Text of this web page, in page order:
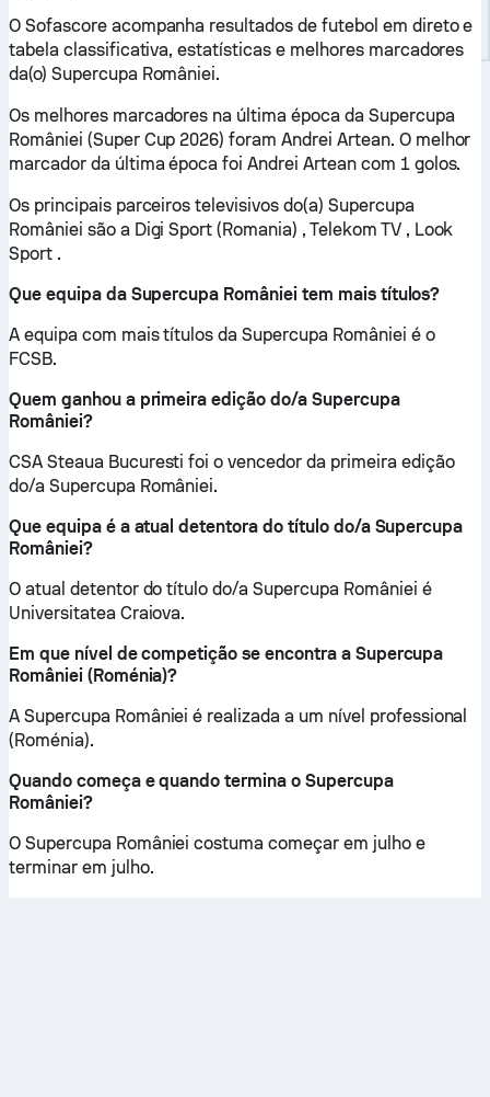
O Sofascore acompanha resultados de futebol em direto e
tabela classificativa, estatísticas e melhores marcadores
da(o) Supercupa României.
Os melhores marcadores na última época da Supercupa
României (Super Cup 2026) foram Andrei Artean. O melhor
marcador da última época foi Andrei Artean com 1 golos.
Os principais parceiros televisivos do(a) Supercupa
României são a Digi Sport (Romania) , Telekom TV , Look
Sport .
Que equipa da Supercupa României tem mais títulos?
A equipa com mais títulos da Supercupa României é o
FCSB.
Quem ganhou a primeira edição do/a Supercupa
României?
CSA Steaua Bucuresti foi o vencedor da primeira edição
do/a Supercupa României.
Que equipa é a atual detentora do título do/a Supercupa
României?
O atual detentor do título do/a Supercupa României é
Universitatea Craiova.
Em que nível de competição se encontra a Supercupa
României (Roménia)?
A Supercupa României é realizada a um nível professional
(Roménia).
Quando começa e quando termina o Supercupa
României?
O Supercupa României costuma começar em julho e
terminar em julho.